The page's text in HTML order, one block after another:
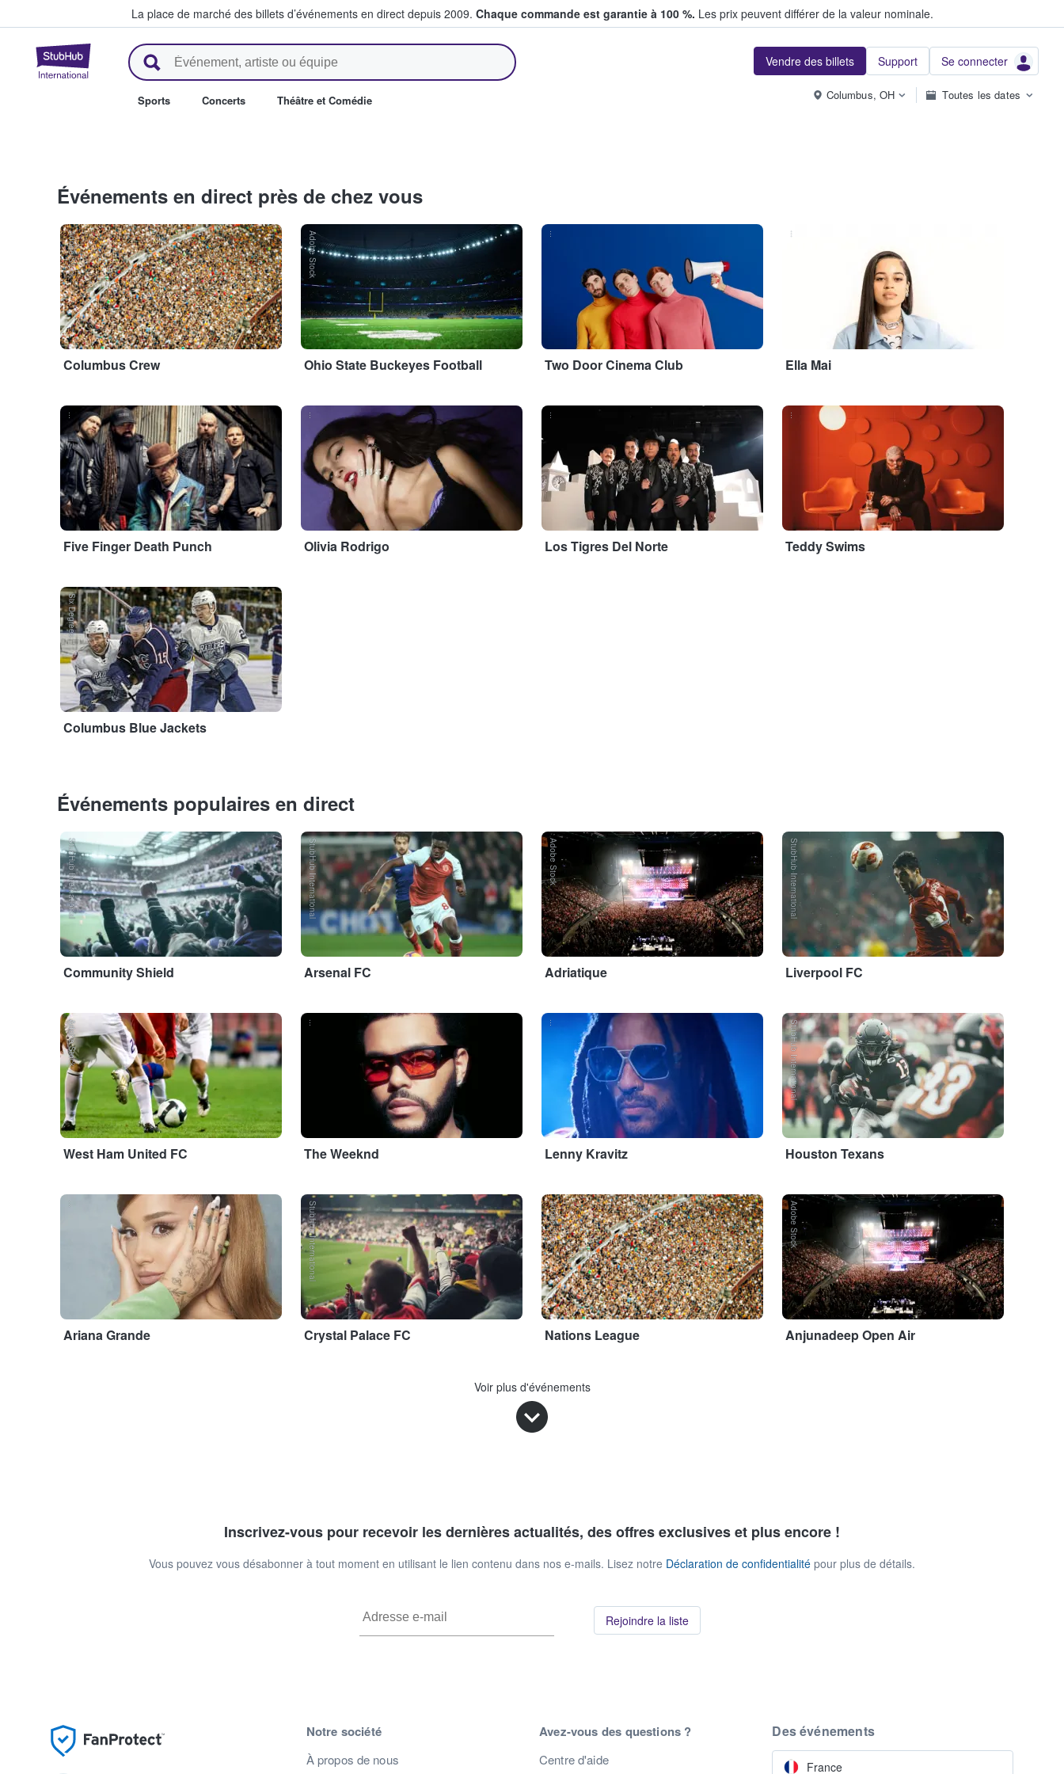
La place de marché des billets d’événements en direct depuis 2009. Chaque commande est garantie à 100 %. Les prix peuvent différer de la valeur nominale.
StubHub - Où les fans achètent et vendent des billets Vendre des billets Support Se connecter
Sports Concerts Théâtre et Comédie Columbus, OH Toutes les dates
Événements en direct près de chez vous
Adobe Stock
Columbus Crew
Adobe Stock
Ohio State Buckeyes Football
...
Two Door Cinema Club
...
Ella Mai
...
Five Finger Death Punch
...
Olivia Rodrigo
...
Los Tigres Del Norte
...
Teddy Swims
Six Degrees
Columbus Blue Jackets
Événements populaires en direct
StubHub International
Community Shield
StubHub International
Arsenal FC
Adobe Stock
Adriatique
StubHub International
Liverpool FC
Adobe Stock
West Ham United FC
...
The Weeknd
...
Lenny Kravitz
StubHub International
Houston Texans
...
Ariana Grande
StubHub International
Crystal Palace FC
Adobe Stock
Nations League
Adobe Stock
Anjunadeep Open Air
Voir plus d'événements
Inscrivez-vous pour recevoir les dernières actualités, des offres exclusives et plus encore !
Vous pouvez vous désabonner à tout moment en utilisant le lien contenu dans nos e-mails. Lisez notre Déclaration de confidentialité pour plus de détails.
Rejoindre la liste
Notre société
À propos de nous
Avez-vous des questions ?
Centre d'aide
Des événements
France